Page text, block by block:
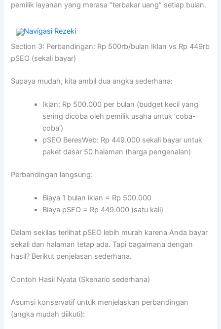
pemilik layanan yang merasa “terbakar uang” setiap bulan.
Section 3: Perbandingan: Rp 500rb/bulan Iklan vs Rp 449rb
pSEO (sekali bayar)
Supaya mudah, kita ambil dua angka sederhana:
Iklan: Rp 500.000 per bulan (budget kecil yang
sering dicoba oleh pemilik usaha untuk ‘coba-
coba’)
pSEO BeresWeb: Rp 449.000 sekali bayar untuk
paket dasar 50 halaman (harga pengenalan)
Perbandingan langsung:
Biaya 1 bulan iklan = Rp 500.000
Biaya pSEO = Rp 449.000 (satu kali)
Dalam sekilas terlihat pSEO lebih murah karena Anda bayar
sekali dan halaman tetap ada. Tapi bagaimana dengan
hasil? Berikut penjelasan sederhana.
Contoh Hasil Nyata (Skenario sederhana)
Asumsi konservatif untuk menjelaskan perbandingan
(angka mudah diikuti):